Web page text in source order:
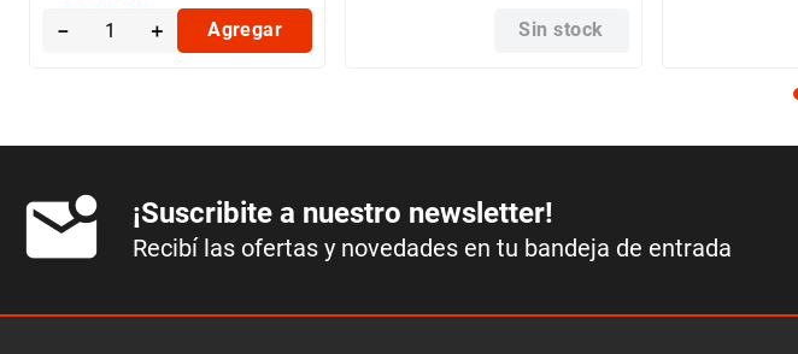
＋
－ Agregar Sin stock
¡Suscribite a nuestro newsletter!
Recibí las ofertas y novedades en tu bandeja de entrada